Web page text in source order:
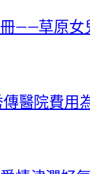
——草原女
傳醫院費用